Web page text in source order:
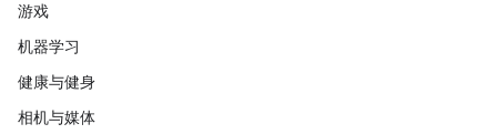
游戏
机器学习
健康与健身
相机与媒体